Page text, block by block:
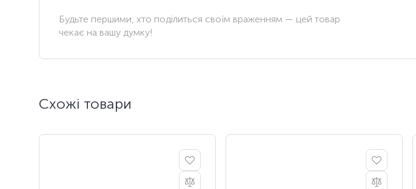
Будьте першими, хто поділиться своїм враженням — цей товар
чекає на вашу думку!
Схожі товари